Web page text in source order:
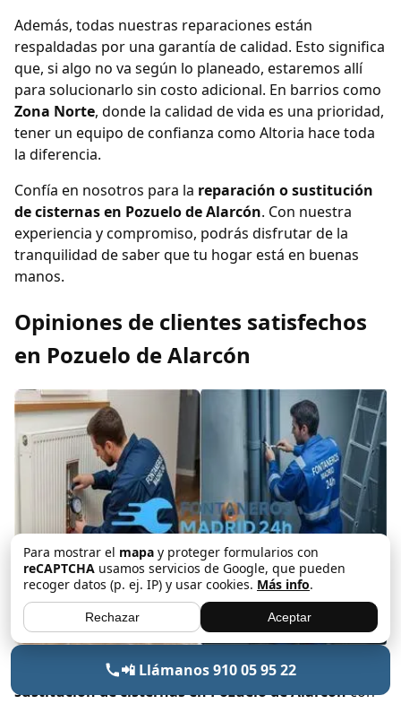
Además, todas nuestras reparaciones están
respaldadas por una garantía de calidad. Esto significa
que, si algo no va según lo planeado, estaremos allí
para solucionarlo sin costo adicional. En barrios como
Zona Norte, donde la calidad de vida es una prioridad,
tener un equipo de confianza como Altoria hace toda
la diferencia.
Confía en nosotros para la reparación o sustitución
de cisternas en Pozuelo de Alarcón. Con nuestra
experiencia y compromiso, podrás disfrutar de la
tranquilidad de saber que tu hogar está en buenas
manos.
Opiniones de clientes satisfechos
en Pozuelo de Alarcón
En Altoria, nos enorgullece ofrecerreparación o
sustitución de cisternas en Pozuelo de Alarcóncon
📲 Llámanos 910 05 95 22
Para mostrar el mapa y proteger formularios con
reCAPTCHA usamos servicios de Google, que pueden
recoger datos (p. ej. IP) y usar cookies. Más info.
Rechazar Aceptar